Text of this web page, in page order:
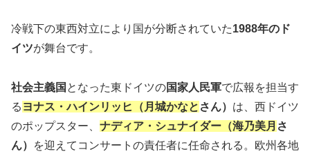
冷戦下の東西対立により国が分断されていた1988年のド
イツが舞台です。
社会主義国 となった東ドイツの国家人民軍で広報を担当す
る ヨナス・ハインリッヒ（月城かなと さん） は、西ドイツ
のポップスター、 ナディア・シュナイダー（海乃美月 さ
ん）
を迎えてコンサートの責任者に任命される。欧州各地